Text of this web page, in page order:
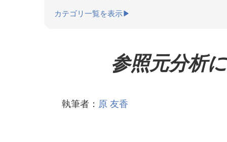
カテゴリ一覧を表示▶
参照元分析
執筆者： 原 友香